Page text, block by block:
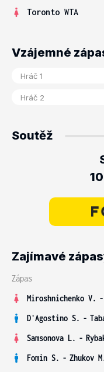
Toronto WTA
Vzájemné
Soutěž
Zajímavé
Zápas
Miroshnichenko V. -
D'Agostino S. -
Samsonova L. -
Fomin S. - Zhukov